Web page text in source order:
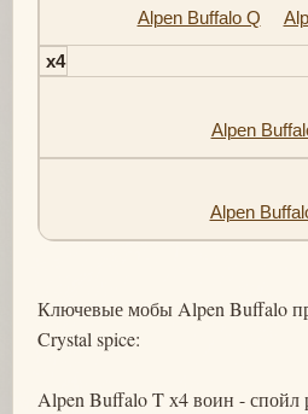
Alpen Buffalo Q
x4
Alpen
Alpen
Ключевые мобы Alpen Buffalo
Crystal spice:
Alpen Buffalo T х4 воин - спойл